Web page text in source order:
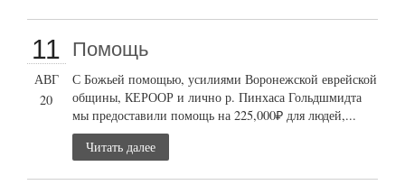
11
АВГ
20
Помощь
С Божьей помощью, усилиями Воронежской еврейской
общины, КЕРООР и лично р. Пинхаса Гольдшмидта
мы предоставили помощь на 225,000₽ для людей,...
Читать далее